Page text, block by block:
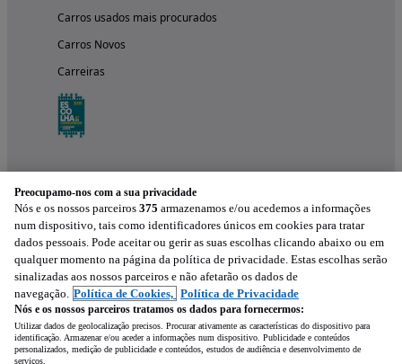
Carros usados mais procurados
Carros Novos
Carreiras
Experimenta a aplicação
Preocupamo-nos com a sua privacidade
Nós e os nossos parceiros 375 armazenamos e/ou acedemos a informações
num dispositivo, tais como identificadores únicos em cookies para tratar
dados pessoais. Pode aceitar ou gerir as suas escolhas clicando abaixo ou em
qualquer momento na página da política de privacidade. Estas escolhas serão
sinalizadas aos nossos parceiros e não afetarão os dados de
navegação. Política de Cookies, Política de Privacidade
Nós e os nossos parceiros tratamos os dados para fornecermos:
Utilizar dados de geolocalização precisos. Procurar ativamente as características do dispositivo para
identificação. Armazenar e/ou aceder a informações num dispositivo. Publicidade e conteúdos
personalizados, medição de publicidade e conteúdos, estudos de audiência e desenvolvimento de
serviços.